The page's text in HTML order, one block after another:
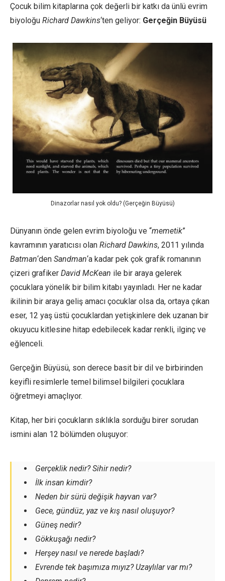
Çocuk bilim kitaplarına çok değerli bir katkı da ünlü evrim
biyoloğu Richard Dawkins‘ten geliyor: Gerçeğin Büyüsü
Dinazorlar nasıl yok oldu? (Gerçeğin Büyüsü)
Dünyanın önde gelen evrim biyoloğu ve “memetik”
kavramının yaratıcısı olan Richard Dawkins, 2011 yılında
Batman‘den Sandman‘a kadar pek çok grafik romanının
çizeri grafiker David McKean ile bir araya gelerek
çocuklara yönelik bir bilim kitabı yayınladı. Her ne kadar
ikilinin bir araya geliş amacı çocuklar olsa da, ortaya çıkan
eser, 12 yaş üstü çocuklardan yetişkinlere dek uzanan bir
okuyucu kitlesine hitap edebilecek kadar renkli, ilginç ve
eğlenceli.
Gerçeğin Büyüsü, son derece basit bir dil ve birbirinden
keyifli resimlerle temel bilimsel bilgileri çocuklara
öğretmeyi amaçlıyor.
Kitap, her biri çocukların sıklıkla sorduğu birer sorudan
ismini alan 12 bölümden oluşuyor:
Gerçeklik nedir? Sihir nedir?
İlk insan kimdir?
Neden bir sürü değişik hayvan var?
Gece, gündüz, yaz ve kış nasıl oluşuyor?
Güneş nedir?
Gökkuşağı nedir?
Herşey nasıl ve nerede başladı?
Evrende tek başımıza mıyız? Uzaylılar var mı?